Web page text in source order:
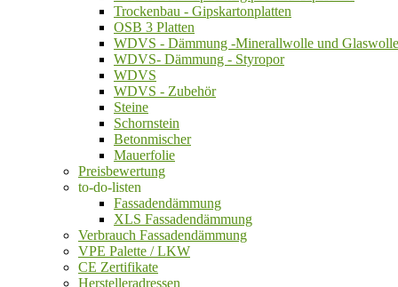
Trockenbau - Gipskartonplatten
OSB 3 Platten
WDVS - Dämmung -Minerallwolle und Glaswolle
WDVS- Dämmung - Styropor
WDVS
WDVS - Zubehör
Steine
Schornstein
Betonmischer
Mauerfolie
Preisbewertung
to-do-listen
Fassadendämmung
XLS Fassadendämmung
Verbrauch Fassadendämmung
VPE Palette / LKW
CE Zertifikate
Herstelleradressen